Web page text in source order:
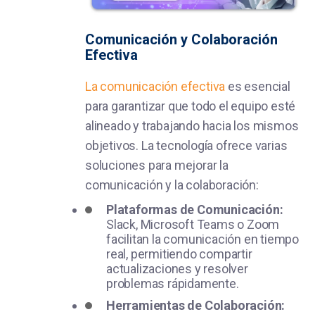
Comunicación y Colaboración
Efectiva
La comunicación efectiva es esencial
para garantizar que todo el equipo esté
alineado y trabajando hacia los mismos
objetivos. La tecnología ofrece varias
soluciones para mejorar la
comunicación y la colaboración:
Plataformas de Comunicación:
Slack, Microsoft Teams o Zoom
facilitan la comunicación en tiempo
real, permitiendo compartir
actualizaciones y resolver
problemas rápidamente.
Herramientas de Colaboración: